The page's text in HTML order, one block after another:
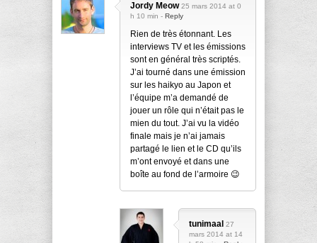
Jordy Meow 25 mars 2014 at 0
h 10 min - Reply
Rien de très étonnant. Les
interviews TV et les émissions
sont en général très scriptés.
J’ai tourné dans une émission
sur les haikyo au Japon et
l’équipe m’a demandé de
jouer un rôle qui n’était pas le
mien du tout. J’ai vu la vidéo
finale mais je n’ai jamais
partagé le lien et le CD qu’ils
m’ont envoyé et dans une
boîte au fond de l’armoire 😉
tunimaal 27
mars 2014 at 14